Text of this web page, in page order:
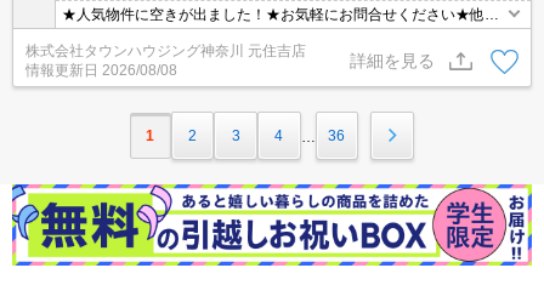
★人気物件に空きが出ました！★お気軽にお問合せください★他社
様の物件も含めて気になる物件はまとめてご紹介可能です！★ZOO
Mでのご相談も承ります★
株式会社タウンハウジング神奈川 元住吉店
情報更新日 2026/08/08
詳細を見る
1 2 3 4 36